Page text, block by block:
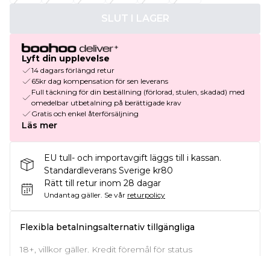
SLUT I LAGER
Lyft din upplevelse
14 dagars förlängd retur
65kr dag kompensation för sen leverans
Full täckning för din beställning (förlorad, stulen, skadad) med
omedelbar utbetalning på berättigade krav
Gratis och enkel återförsäljning
Läs mer
EU tull- och importavgift läggs till i kassan.
Standardleverans Sverige kr80
Rätt till retur inom 28 dagar
Undantag gäller. Se vår returpolicy
Flexibla betalningsalternativ tillgängliga
18+, villkor gäller. Kredit föremål för status